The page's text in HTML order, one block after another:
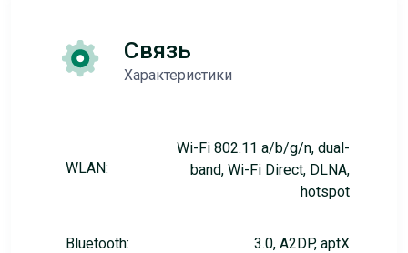
Связь
Характеристики
WLAN:
Wi-Fi 802.11 a/b/g/n, dual-
band, Wi-Fi Direct, DLNA,
hotspot
Bluetooth: 3.0, A2DP, aptX